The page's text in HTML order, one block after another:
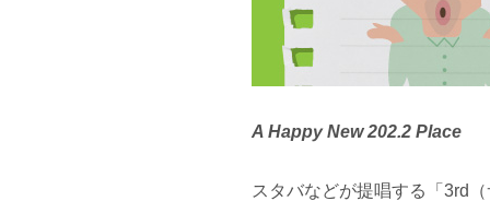
A Happy New 202.2 Place
スタバなどが提唱する「3rd